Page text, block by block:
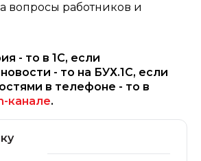
вопросы работников и
- то в 1С, если
- то на БУХ.1С, если
в телефоне - то в
канале.